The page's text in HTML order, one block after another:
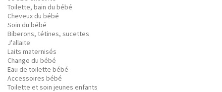
Toilette, bain du bébé
Cheveux du bébé
Soin du bébé
Biberons, tétines, sucettes
J'allaite
Laits maternisés
Change du bébé
Eau de toilette bébé
Accessoires bébé
Toilette et soin jeunes enfants